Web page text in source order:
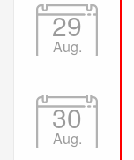
29
Aug.
30
Aug.